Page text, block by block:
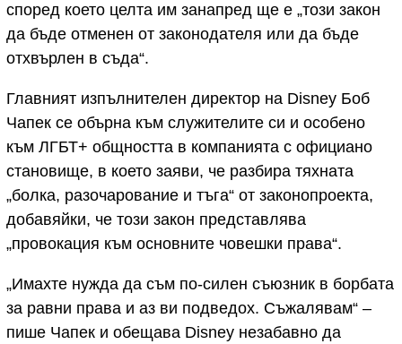
според което целта им занапред ще е „този закон
да бъде отменен от законодателя или да бъде
отхвърлен в съда“.
Главният изпълнителен директор на Disney Боб
Чапек се обърна към служителите си и особено
към ЛГБТ+ общността в компанията с официано
становище, в което заяви, че разбира тяхната
„болка, разочарование и тъга“ от законопроекта,
добавяйки, че този закон представлява
„провокация към основните човешки права“.
„Имахте нужда да съм по-силен съюзник в борбата
за равни права и аз ви подведох. Съжалявам“ –
пише Чапек и обещава Disney незабавно да